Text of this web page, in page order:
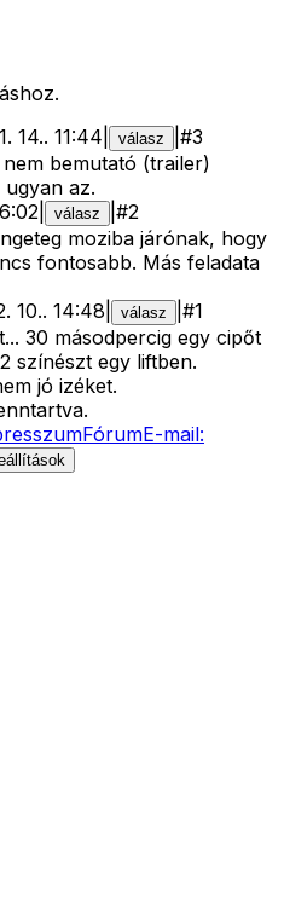
14.. 11:44 válasz #3
bemutató (trailer)
az.
válasz #2
moziba járónak, hogy
fontosabb. Más feladata
10.. 14:48 válasz #1
30 másodpercig egy cipőt
színészt egy liftben.
jó izéket.
FórumE-mail: